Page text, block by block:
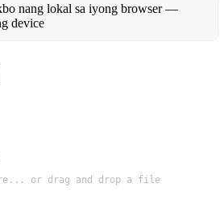
nang lokal sa iyong browser —
device